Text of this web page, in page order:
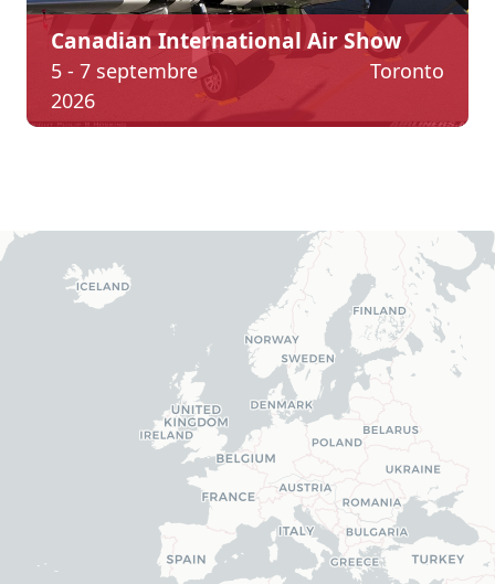
Canadian International Air Show
5 - 7 septembre
2026
Toronto